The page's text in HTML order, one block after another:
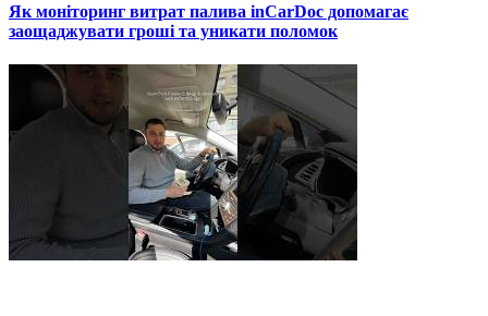
Як моніторинг витрат палива inCarDoc допомагає
заощаджувати гроші та уникати поломок